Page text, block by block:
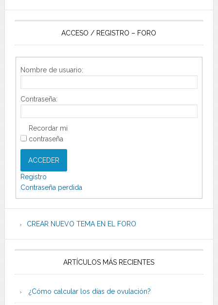
ACCESO / REGISTRO – FORO
Nombre de usuario:
Contraseña:
Recordar mi
contraseña
ACCEDER
Registro
Contraseña perdida
CREAR NUEVO TEMA EN EL FORO
ARTÍCULOS MÁS RECIENTES
¿Cómo calcular los días de ovulación?